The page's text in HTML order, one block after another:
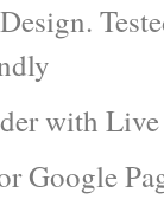
with Live
Google